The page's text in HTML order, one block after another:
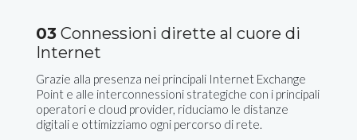
03 Connessioni dirette al cuore di
Internet
Grazie alla presenza nei principali Internet Exchange
Point e alle interconnessioni strategiche con i principali
operatori e cloud provider, riduciamo le distanze
digitali e ottimizziamo ogni percorso di rete.